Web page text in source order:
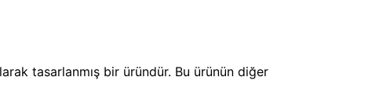
tasarlanmış bir üründür. Bu ürünün diğer